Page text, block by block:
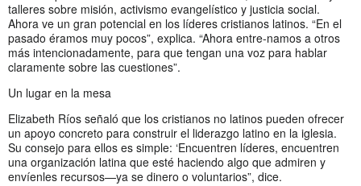
talleres sobre misión, activismo evangelístico y justicia social.
Ahora ve un gran potencial en los líderes cristianos latinos. “En el
pasado éramos muy pocos”, explica. “Ahora entre-namos a otros
más intencionadamente, para que tengan una voz para hablar
claramente sobre las cuestiones”.
Un lugar en la mesa
Elizabeth Ríos señaló que los cristianos no latinos pueden ofrecer
un apoyo concreto para construir el liderazgo latino en la iglesia.
Su consejo para ellos es simple: ‘Encuentren líderes, encuentren
una organización latina que esté haciendo algo que admiren y
envíenles recursos—ya se dinero o voluntarios”, dice.